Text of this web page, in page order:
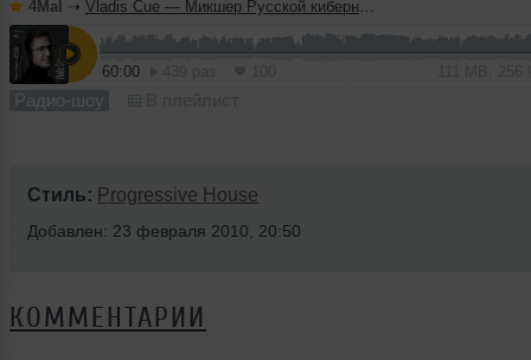
4Mal ➝ Vladis Cue — Микшер Русской кибернетики 458 с Евгением Сваловым (4Mal) и Александром Киреевым (08.07.2026)
60:00
Радио-шоу
Стиль: Progressive House
Добавлен: 23 февраля 2010, 20:50
КОММЕНТАРИИ